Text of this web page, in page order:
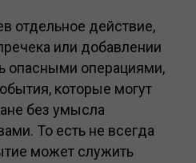
отдельное действие,
или добавлении
опасными операциями,
которые могут
без умысла
То есть не всегда
может служить